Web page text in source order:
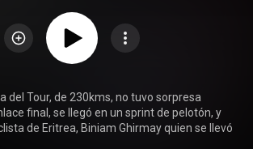
del Tour, de 230kms, no tuvo sorpresa
final, se llegó en un sprint de pelotón, y
de Eritrea, Biniam Ghirmay quien se llevó